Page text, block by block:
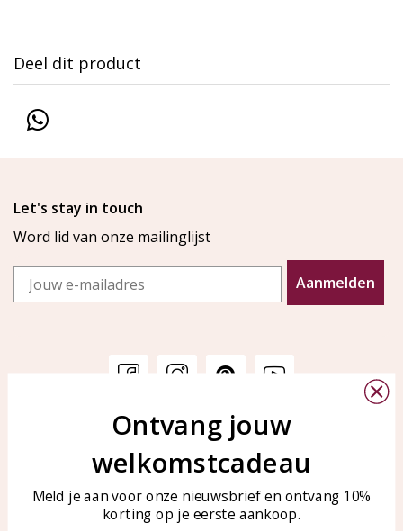
Deel dit product
Let's stay in touch
Word lid van onze mailinglijst
Email
Aanmelden
Veelgestelde vragen
Sieraden onderhouden
KAYA Sieraden
Bellen of WhatsApp Ma-Vr
tussen 09:00-17:00
Tel: 0850003187
WhatsApp: 0850003187
Ontvang jouw
welkomstcadeau
Meld je aan voor onze nieuwsbrief en ontvang 10%
korting op je eerste aankoop.